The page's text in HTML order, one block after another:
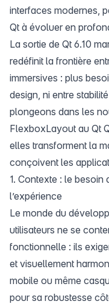
interfaces modernes,
Qt à évoluer en
La sortie de Qt 6.10
redéfinit la frontière
immersives : plus
design, ni entre
plongeons dans les
FlexboxLayout au Qt
elles transforment la
conçoivent les
1. Contexte : le besoin
l’expérience
Le monde du
utilisateurs ne se
fonctionnelle : ils
et visuellement
mobile ou même
pour sa robustesse